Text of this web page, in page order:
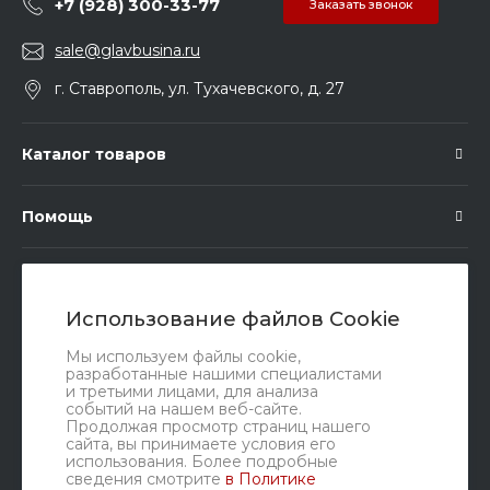
Использование файлов Cookie
Мы используем файлы cookie,
разработанные нашими специалистами
и третьими лицами, для анализа
событий на нашем веб-сайте.
Продолжая просмотр страниц нашего
сайта, вы принимаете условия его
использования. Более подробные
сведения смотрите в Политике
+7 (928) 300-33-77 Заказать звонок
sale@glavbusina.ru
г. Ставрополь, ул. Тухачевского, д. 27
Каталог товаров
Помощь